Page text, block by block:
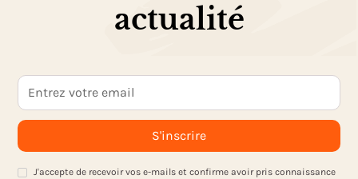
actualité
J'accepte de recevoir vos e-mails et confirme avoir pris connaissance